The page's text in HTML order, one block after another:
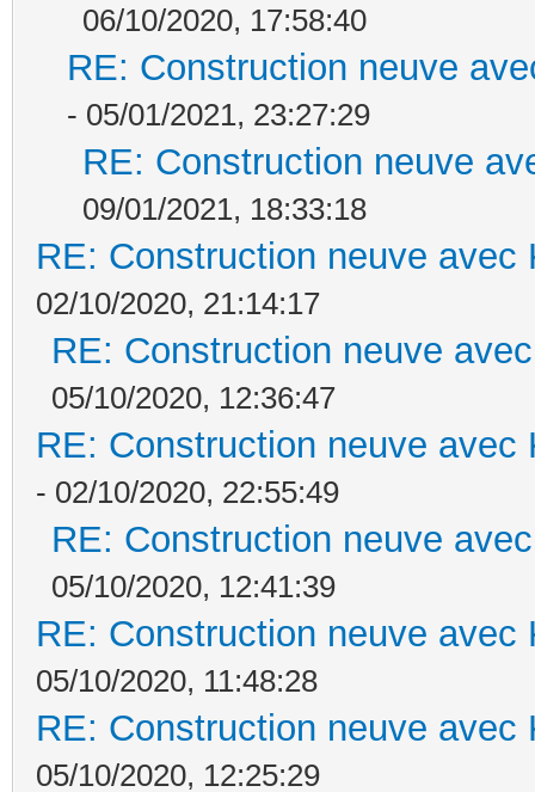
06/10/2020, 17:58:40
RE: Construction neuve
- 05/01/2021, 23:27:29
RE: Construction neuve
09/01/2021, 18:33:18
RE: Construction neuve avec
02/10/2020, 21:14:17
RE: Construction neuve
05/10/2020, 12:36:47
RE: Construction neuve avec
- 02/10/2020, 22:55:49
RE: Construction neuve
05/10/2020, 12:41:39
RE: Construction neuve avec
05/10/2020, 11:48:28
RE: Construction neuve avec
05/10/2020, 12:25:29